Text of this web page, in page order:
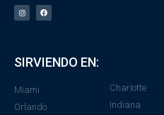
SIRVIENDO EN:
Miami
Orlando
Charlotte
Indiana